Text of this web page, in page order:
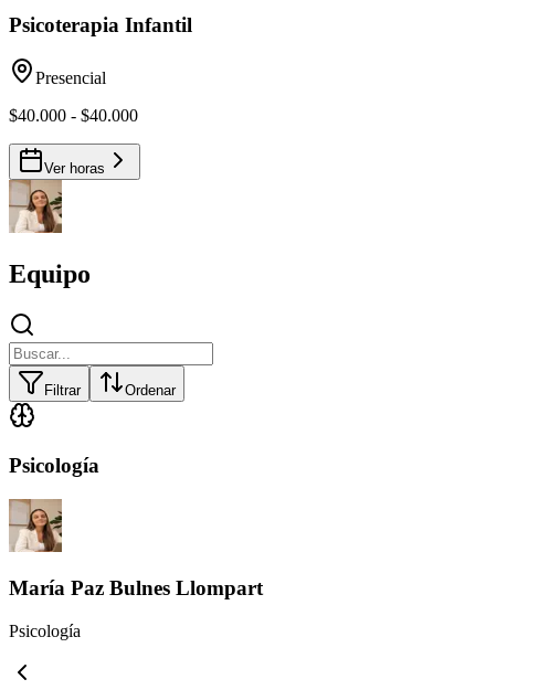
Psicoterapia Infantil
Presencial
$40.000 - $40.000
Ver horas
Equipo
Filtrar Ordenar
Psicología
María Paz Bulnes Llompart
Psicología